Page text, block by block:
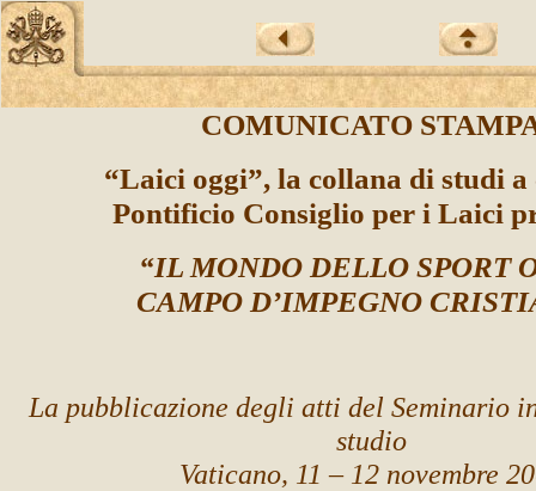
COMUNICATO
“Laici oggi”, la collana di studi a
Pontificio Consiglio per i Laici
“IL MONDO DELLO SPORT
CAMPO D’IMPEGNO
La pubblicazione degli atti del Seminario
studio
Vaticano, 11 – 12 novembre